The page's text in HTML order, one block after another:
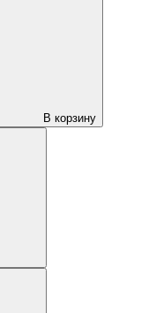
В корзину